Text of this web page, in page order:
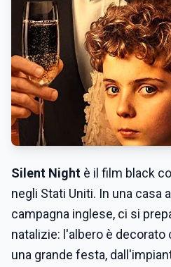
Silent Night è il film black
negli Stati Uniti. In una casa
campagna inglese, ci si
natalizie: l'albero è decorato
una grande festa,